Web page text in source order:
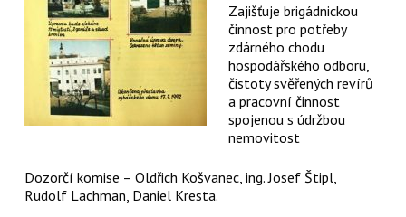
Zajišťuje brigádnickou
činnost pro potřeby
zdárného chodu
hospodářského odboru,
čistoty svěřených revírů
a pracovní činnost
spojenou s údržbou
nemovitost
Dozorčí komise – Oldřich Košvanec, ing. Josef Štipl,
Rudolf Lachman, Daniel Kresta.